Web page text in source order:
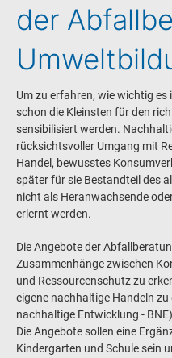
der
Um zu erfahren, wie wichtig
schon die Kleinsten für den
sensibilisiert werden.
rücksichtsvoller Umgang mit
Handel, bewusstes
später für sie Bestandteil des
nicht als Heranwachsende
erlernt werden.
Die Angebote der
Zusammenhänge zwischen
und Ressourcenschutz zu
eigene nachhaltige Handeln
nachhaltige Entwicklung - BNE)
Die Angebote sollen eine
Kindergarten und Schule sein